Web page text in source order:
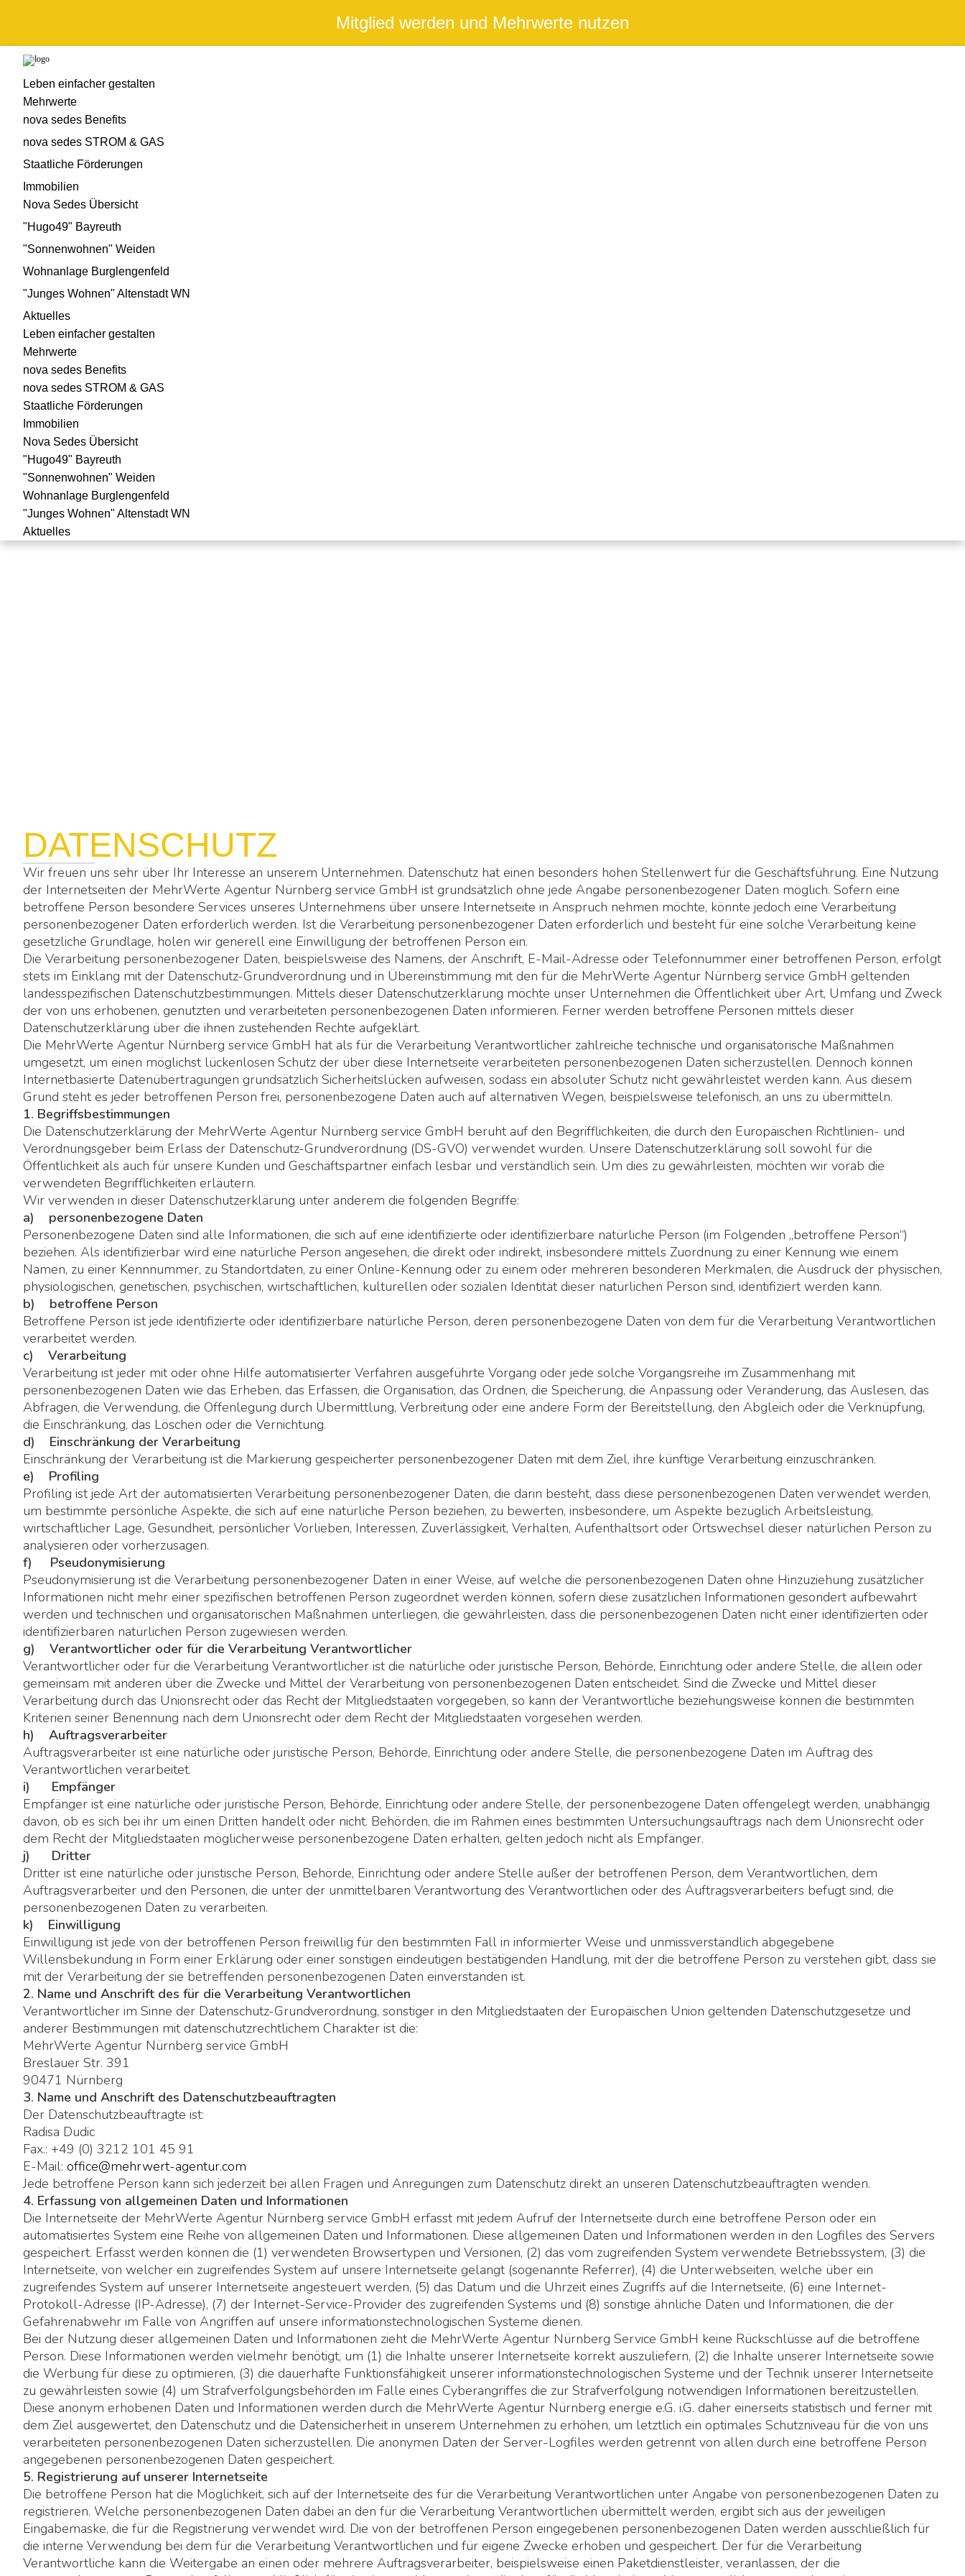
Mitglied werden und Mehrwerte nutzen
Navigation
überspringen
Leben einfacher gestalten
Mehrwerte
nova sedes Benefits
nova sedes STROM & GAS
Staatliche Förderungen
Immobilien
Nova Sedes Übersicht
"Hugo49" Bayreuth
"Sonnenwohnen" Weiden
Wohnanlage Burglengenfeld
"Junges Wohnen" Altenstadt WN
Aktuelles
Navigation
überspringen
Leben einfacher gestalten
Mehrwerte
nova sedes Benefits
nova sedes STROM & GAS
Staatliche Förderungen
Immobilien
Nova Sedes Übersicht
"Hugo49" Bayreuth
"Sonnenwohnen" Weiden
Wohnanlage Burglengenfeld
"Junges Wohnen" Altenstadt WN
Aktuelles
DATENSCHUTZ
Wir freuen uns sehr über Ihr Interesse an unserem Unternehmen. Datenschutz hat einen besonders hohen Stellenwert für die Geschäftsführung. Eine Nutzung
der Internetseiten der MehrWerte Agentur Nürnberg service GmbH ist grundsätzlich ohne jede Angabe personenbezogener Daten möglich. Sofern eine
betroffene Person besondere Services unseres Unternehmens über unsere Internetseite in Anspruch nehmen möchte, könnte jedoch eine Verarbeitung
personenbezogener Daten erforderlich werden. Ist die Verarbeitung personenbezogener Daten erforderlich und besteht für eine solche Verarbeitung keine
gesetzliche Grundlage, holen wir generell eine Einwilligung der betroffenen Person ein.
Die Verarbeitung personenbezogener Daten, beispielsweise des Namens, der Anschrift, E-Mail-Adresse oder Telefonnummer einer betroffenen Person, erfolgt
stets im Einklang mit der Datenschutz-Grundverordnung und in Übereinstimmung mit den für die MehrWerte Agentur Nürnberg service GmbH geltenden
landesspezifischen Datenschutzbestimmungen. Mittels dieser Datenschutzerklärung möchte unser Unternehmen die Öffentlichkeit über Art, Umfang und Zweck
der von uns erhobenen, genutzten und verarbeiteten personenbezogenen Daten informieren. Ferner werden betroffene Personen mittels dieser
Datenschutzerklärung über die ihnen zustehenden Rechte aufgeklärt.
Die MehrWerte Agentur Nürnberg service GmbH hat als für die Verarbeitung Verantwortlicher zahlreiche technische und organisatorische Maßnahmen
umgesetzt, um einen möglichst lückenlosen Schutz der über diese Internetseite verarbeiteten personenbezogenen Daten sicherzustellen. Dennoch können
Internetbasierte Datenübertragungen grundsätzlich Sicherheitslücken aufweisen, sodass ein absoluter Schutz nicht gewährleistet werden kann. Aus diesem
Grund steht es jeder betroffenen Person frei, personenbezogene Daten auch auf alternativen Wegen, beispielsweise telefonisch, an uns zu übermitteln.
1. Begriffsbestimmungen
Die Datenschutzerklärung der MehrWerte Agentur Nürnberg service GmbH beruht auf den Begrifflichkeiten, die durch den Europäischen Richtlinien- und
Verordnungsgeber beim Erlass der Datenschutz-Grundverordnung (DS-GVO) verwendet wurden. Unsere Datenschutzerklärung soll sowohl für die
Öffentlichkeit als auch für unsere Kunden und Geschäftspartner einfach lesbar und verständlich sein. Um dies zu gewährleisten, möchten wir vorab die
verwendeten Begrifflichkeiten erläutern.
Wir verwenden in dieser Datenschutzerklärung unter anderem die folgenden Begriffe:
a) personenbezogene Daten
Personenbezogene Daten sind alle Informationen, die sich auf eine identifizierte oder identifizierbare natürliche Person (im Folgenden „betroffene Person“)
beziehen. Als identifizierbar wird eine natürliche Person angesehen, die direkt oder indirekt, insbesondere mittels Zuordnung zu einer Kennung wie einem
Namen, zu einer Kennnummer, zu Standortdaten, zu einer Online-Kennung oder zu einem oder mehreren besonderen Merkmalen, die Ausdruck der physischen,
physiologischen, genetischen, psychischen, wirtschaftlichen, kulturellen oder sozialen Identität dieser natürlichen Person sind, identifiziert werden kann.
b) betroffene Person
Betroffene Person ist jede identifizierte oder identifizierbare natürliche Person, deren personenbezogene Daten von dem für die Verarbeitung Verantwortlichen
verarbeitet werden.
c) Verarbeitung
Verarbeitung ist jeder mit oder ohne Hilfe automatisierter Verfahren ausgeführte Vorgang oder jede solche Vorgangsreihe im Zusammenhang mit
personenbezogenen Daten wie das Erheben, das Erfassen, die Organisation, das Ordnen, die Speicherung, die Anpassung oder Veränderung, das Auslesen, das
Abfragen, die Verwendung, die Offenlegung durch Übermittlung, Verbreitung oder eine andere Form der Bereitstellung, den Abgleich oder die Verknüpfung,
die Einschränkung, das Löschen oder die Vernichtung.
d) Einschränkung der Verarbeitung
Einschränkung der Verarbeitung ist die Markierung gespeicherter personenbezogener Daten mit dem Ziel, ihre künftige Verarbeitung einzuschränken.
e) Profiling
Profiling ist jede Art der automatisierten Verarbeitung personenbezogener Daten, die darin besteht, dass diese personenbezogenen Daten verwendet werden,
um bestimmte persönliche Aspekte, die sich auf eine natürliche Person beziehen, zu bewerten, insbesondere, um Aspekte bezüglich Arbeitsleistung,
wirtschaftlicher Lage, Gesundheit, persönlicher Vorlieben, Interessen, Zuverlässigkeit, Verhalten, Aufenthaltsort oder Ortswechsel dieser natürlichen Person zu
analysieren oder vorherzusagen.
f) Pseudonymisierung
Pseudonymisierung ist die Verarbeitung personenbezogener Daten in einer Weise, auf welche die personenbezogenen Daten ohne Hinzuziehung zusätzlicher
Informationen nicht mehr einer spezifischen betroffenen Person zugeordnet werden können, sofern diese zusätzlichen Informationen gesondert aufbewahrt
werden und technischen und organisatorischen Maßnahmen unterliegen, die gewährleisten, dass die personenbezogenen Daten nicht einer identifizierten oder
identifizierbaren natürlichen Person zugewiesen werden.
g) Verantwortlicher oder für die Verarbeitung Verantwortlicher
Verantwortlicher oder für die Verarbeitung Verantwortlicher ist die natürliche oder juristische Person, Behörde, Einrichtung oder andere Stelle, die allein oder
gemeinsam mit anderen über die Zwecke und Mittel der Verarbeitung von personenbezogenen Daten entscheidet. Sind die Zwecke und Mittel dieser
Verarbeitung durch das Unionsrecht oder das Recht der Mitgliedstaaten vorgegeben, so kann der Verantwortliche beziehungsweise können die bestimmten
Kriterien seiner Benennung nach dem Unionsrecht oder dem Recht der Mitgliedstaaten vorgesehen werden.
h) Auftragsverarbeiter
Auftragsverarbeiter ist eine natürliche oder juristische Person, Behörde, Einrichtung oder andere Stelle, die personenbezogene Daten im Auftrag des
Verantwortlichen verarbeitet.
i) Empfänger
Empfänger ist eine natürliche oder juristische Person, Behörde, Einrichtung oder andere Stelle, der personenbezogene Daten offengelegt werden, unabhängig
davon, ob es sich bei ihr um einen Dritten handelt oder nicht. Behörden, die im Rahmen eines bestimmten Untersuchungsauftrags nach dem Unionsrecht oder
dem Recht der Mitgliedstaaten möglicherweise personenbezogene Daten erhalten, gelten jedoch nicht als Empfänger.
j) Dritter
Dritter ist eine natürliche oder juristische Person, Behörde, Einrichtung oder andere Stelle außer der betroffenen Person, dem Verantwortlichen, dem
Auftragsverarbeiter und den Personen, die unter der unmittelbaren Verantwortung des Verantwortlichen oder des Auftragsverarbeiters befugt sind, die
personenbezogenen Daten zu verarbeiten.
k) Einwilligung
Einwilligung ist jede von der betroffenen Person freiwillig für den bestimmten Fall in informierter Weise und unmissverständlich abgegebene
Willensbekundung in Form einer Erklärung oder einer sonstigen eindeutigen bestätigenden Handlung, mit der die betroffene Person zu verstehen gibt, dass sie
mit der Verarbeitung der sie betreffenden personenbezogenen Daten einverstanden ist.
2. Name und Anschrift des für die Verarbeitung Verantwortlichen
Verantwortlicher im Sinne der Datenschutz-Grundverordnung, sonstiger in den Mitgliedstaaten der Europäischen Union geltenden Datenschutzgesetze und
anderer Bestimmungen mit datenschutzrechtlichem Charakter ist die:
MehrWerte Agentur Nürnberg service GmbH
Breslauer Str. 391
90471 Nürnberg
3. Name und Anschrift des Datenschutzbeauftragten
Der Datenschutzbeauftragte ist:
Radisa Dudic
Fax.: +49 (0) 3212 101 45 91
E-Mail: office@mehrwert-agentur.com
Jede betroffene Person kann sich jederzeit bei allen Fragen und Anregungen zum Datenschutz direkt an unseren Datenschutzbeauftragten wenden.
4. Erfassung von allgemeinen Daten und Informationen
Die Internetseite der MehrWerte Agentur Nürnberg service GmbH erfasst mit jedem Aufruf der Internetseite durch eine betroffene Person oder ein
automatisiertes System eine Reihe von allgemeinen Daten und Informationen. Diese allgemeinen Daten und Informationen werden in den Logfiles des Servers
gespeichert. Erfasst werden können die (1) verwendeten Browsertypen und Versionen, (2) das vom zugreifenden System verwendete Betriebssystem, (3) die
Internetseite, von welcher ein zugreifendes System auf unsere Internetseite gelangt (sogenannte Referrer), (4) die Unterwebseiten, welche über ein
zugreifendes System auf unserer Internetseite angesteuert werden, (5) das Datum und die Uhrzeit eines Zugriffs auf die Internetseite, (6) eine Internet-
Protokoll-Adresse (IP-Adresse), (7) der Internet-Service-Provider des zugreifenden Systems und (8) sonstige ähnliche Daten und Informationen, die der
Gefahrenabwehr im Falle von Angriffen auf unsere informationstechnologischen Systeme dienen.
Bei der Nutzung dieser allgemeinen Daten und Informationen zieht die MehrWerte Agentur Nürnberg Service GmbH keine Rückschlüsse auf die betroffene
Person. Diese Informationen werden vielmehr benötigt, um (1) die Inhalte unserer Internetseite korrekt auszuliefern, (2) die Inhalte unserer Internetseite sowie
die Werbung für diese zu optimieren, (3) die dauerhafte Funktionsfähigkeit unserer informationstechnologischen Systeme und der Technik unserer Internetseite
zu gewährleisten sowie (4) um Strafverfolgungsbehörden im Falle eines Cyberangriffes die zur Strafverfolgung notwendigen Informationen bereitzustellen.
Diese anonym erhobenen Daten und Informationen werden durch die MehrWerte Agentur Nürnberg energie e.G. i.G. daher einerseits statistisch und ferner mit
dem Ziel ausgewertet, den Datenschutz und die Datensicherheit in unserem Unternehmen zu erhöhen, um letztlich ein optimales Schutzniveau für die von uns
verarbeiteten personenbezogenen Daten sicherzustellen. Die anonymen Daten der Server-Logfiles werden getrennt von allen durch eine betroffene Person
angegebenen personenbezogenen Daten gespeichert.
5. Registrierung auf unserer Internetseite
Die betroffene Person hat die Möglichkeit, sich auf der Internetseite des für die Verarbeitung Verantwortlichen unter Angabe von personenbezogenen Daten zu
registrieren. Welche personenbezogenen Daten dabei an den für die Verarbeitung Verantwortlichen übermittelt werden, ergibt sich aus der jeweiligen
Eingabemaske, die für die Registrierung verwendet wird. Die von der betroffenen Person eingegebenen personenbezogenen Daten werden ausschließlich für
die interne Verwendung bei dem für die Verarbeitung Verantwortlichen und für eigene Zwecke erhoben und gespeichert. Der für die Verarbeitung
Verantwortliche kann die Weitergabe an einen oder mehrere Auftragsverarbeiter, beispielsweise einen Paketdienstleister, veranlassen, der die